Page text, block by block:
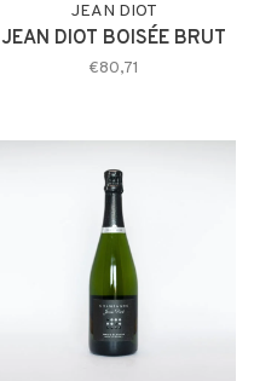
JEAN DIOT
JEAN DIOT BOISÉE BRUT
€80,71